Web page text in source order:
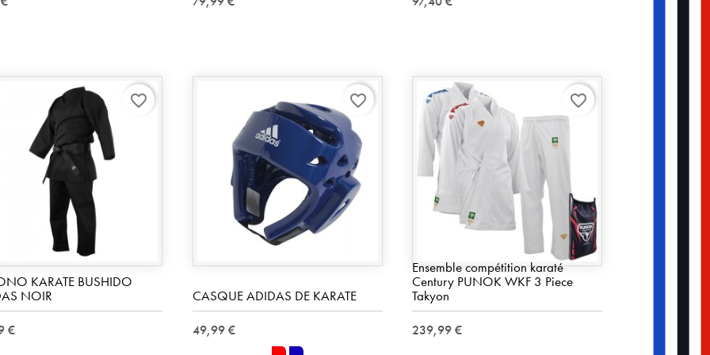
KARATE BUSHIDO
NOIR
€
favorite_border
CASQUE ADIDAS DE KARATE
49,99 €
favorite_border
Ensemble compétition karaté
Century PUNOK WKF 3 Piece
Takyon
239,99 €
favorite_border